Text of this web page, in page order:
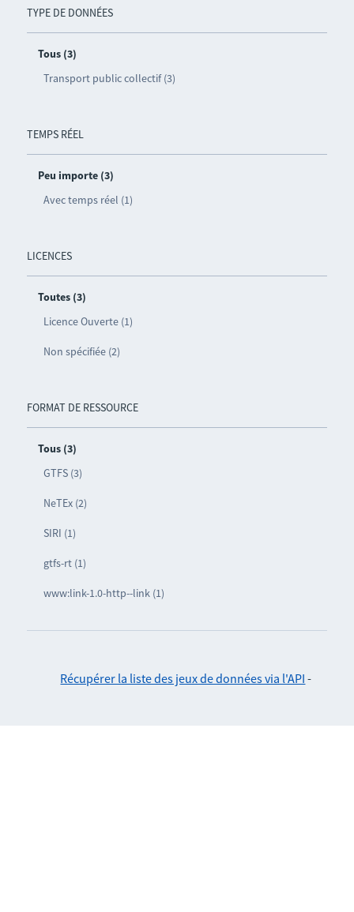
TYPE DE DONNÉES
Tous (3)
Transport public collectif (3)
TEMPS RÉEL
Peu importe (3)
Avec temps réel (1)
LICENCES
Toutes (3)
Licence Ouverte (1)
Non spécifiée (2)
FORMAT DE RESSOURCE
Tous (3)
GTFS (3)
NeTEx (2)
SIRI (1)
gtfs-rt (1)
www:link-1.0-http--link (1)
Récupérer la liste des jeux de données via l'API -